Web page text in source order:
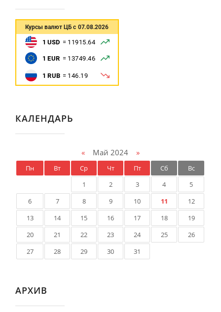
КАЛЕНДАРЬ
«Май 2024 »
Пн Вт Ср Чт Пт Сб
Вс
1
2 3 4
5
6
7 8 9 10 11
12
13
14 15 16 17 18
19
20
21 22 23 24 25
26
27
28 29 30 31
АРХИВ